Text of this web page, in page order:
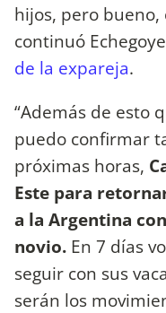
hijos, pero bueno,
continuó
de la expareja.
“Además de esto
puedo confirmar
próximas horas,
Este para
a la Argentina
novio. En 7 días
seguir con sus
serán los